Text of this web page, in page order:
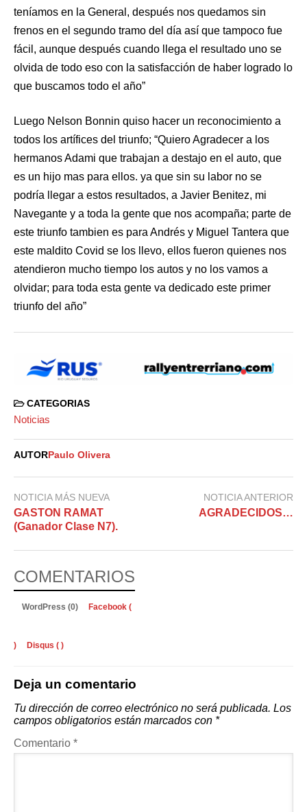
teníamos en la General, después nos quedamos sin
frenos en el segundo tramo del día así que tampoco fue
fácil, aunque después cuando llega el resultado uno se
olvida de todo eso con la satisfacción de haber logrado lo
que buscamos todo el año”
Luego Nelson Bonnin quiso hacer un reconocimiento a
todos los artífices del triunfo; “Quiero Agradecer a los
hermanos Adami que trabajan a destajo en el auto, que
es un hijo mas para ellos. ya que sin su labor no se
podría llegar a estos resultados, a Javier Benitez, mi
Navegante y a toda la gente que nos acompaña; parte de
este triunfo tambien es para Andrés y Miguel Tantera que
este maldito Covid se los llevo, ellos fueron quienes nos
atendieron mucho tiempo los autos y no los vamos a
olvidar; para toda esta gente va dedicado este primer
triunfo del año”
CATEGORIAS
Noticias
AUTOR Paulo Olivera
NOTICIA MÁS NUEVA
GASTON RAMAT
(Ganador Clase N7).
NOTICIA ANTERIOR
AGRADECIDOS…
COMENTARIOS
WordPress (0) Facebook (
) Disqus ( )
Deja un comentario
Tu dirección de correo electrónico no será publicada. Los
campos obligatorios están marcados con *
Comentario *